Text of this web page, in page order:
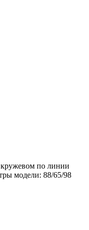
по линии
модели: 88/65/98